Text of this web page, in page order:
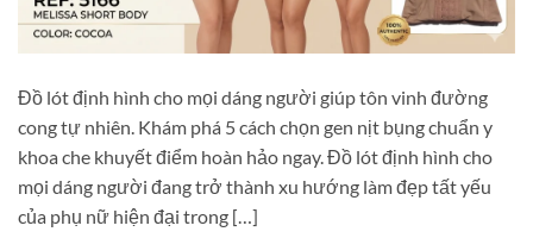
Đồ lót định hình cho mọi dáng người giúp tôn vinh đường
cong tự nhiên. Khám phá 5 cách chọn gen nịt bụng chuẩn y
khoa che khuyết điểm hoàn hảo ngay. Đồ lót định hình cho
mọi dáng người đang trở thành xu hướng làm đẹp tất yếu
của phụ nữ hiện đại trong […]